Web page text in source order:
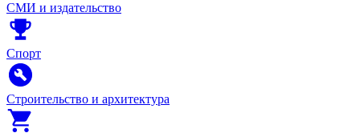
СМИ и издательство
Спорт
Строительство и архитектура